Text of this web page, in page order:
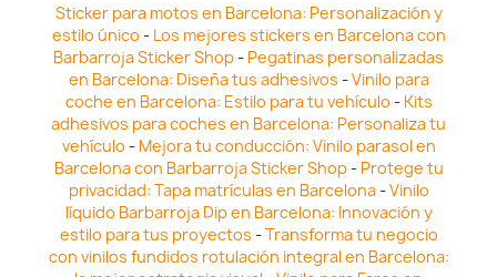
Sticker para motos en Barcelona: Personalización y
estilo único - Los mejores stickers en Barcelona con
Barbarroja Sticker Shop- Pegatinas personalizadas
en Barcelona: Diseña tus adhesivos -Vinilo para
coche en Barcelona: Estilo para tu vehículo - Kits
adhesivos para coches en Barcelona: Personaliza tu
vehículo - Mejora tu conducción: Vinilo parasol en
Barcelona con Barbarroja Sticker Shop- Protege tu
privacidad: Tapa matrículas en Barcelona-Vinilo
líquido Barbarroja Dip en Barcelona: Innovación y
estilo para tus proyectos -Transforma tu negocio
con vinilos fundidos rotulación integral en Barcelona: